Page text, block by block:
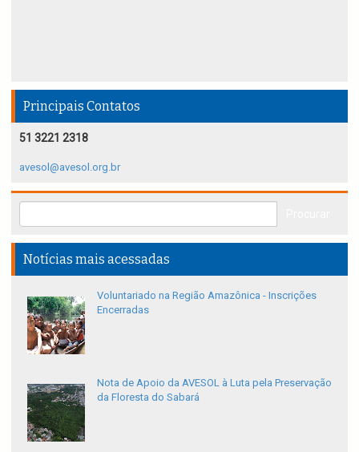
Principais Contatos
51 3221 2318
avesol@avesol.org.br
Notícias mais acessadas
Voluntariado na Região Amazônica - Inscrições
Encerradas
Nota de Apoio da AVESOL à Luta pela Preservação
da Floresta do Sabará